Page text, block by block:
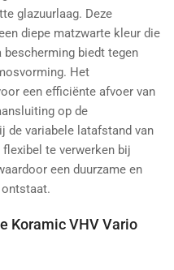
glazuurlaag. Deze
diepe matzwarte kleur die
biedt tegen
Het
een efficiënte afvoer van
op de
de variabele latafstand van
te verwerken bij
een duurzame en
Koramic VHV Vario